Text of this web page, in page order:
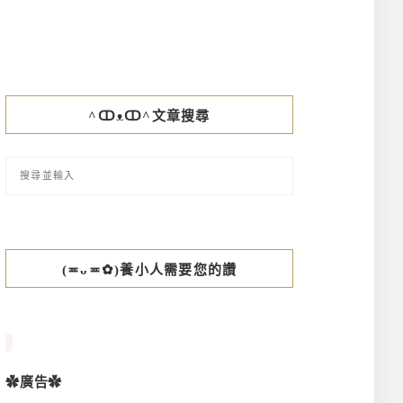
^ↀᴥↀ^文章搜尋
(≖ᴗ≖✿)養小人需要您的讚
✿廣告✿